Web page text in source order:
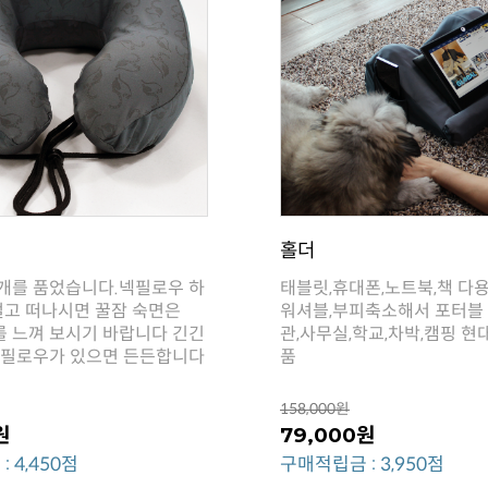
로우가 있으면 든든합니다
: 4,450점
홀더
품
158,000원
79,000원
구매적립금 : 3,950점